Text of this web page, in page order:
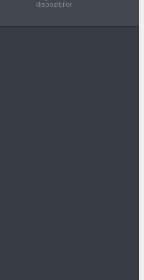
dispozițiilor